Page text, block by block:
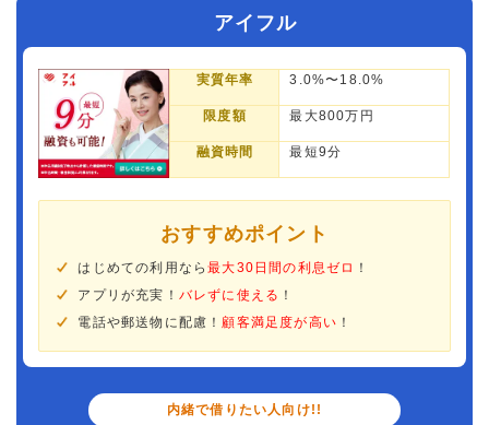
アイフル
実質年率 3.0%〜18.0%
限度額 最大800万円
融資時間 最短9分
おすすめポイント
はじめての利用なら最大30日間の利息ゼロ ！
アプリが充実！ バレずに使える ！
電話や郵送物に配慮！ 顧客満足度が高い ！
内緒で借りたい人向け!!